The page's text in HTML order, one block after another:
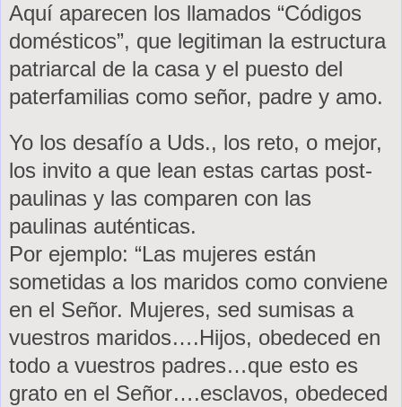
Aquí aparecen los llamados “Códigos
domésticos”, que legitiman la estructura
patriarcal de la casa y el puesto del
paterfamilias como señor, padre y amo.
Yo los desafío a Uds., los reto, o mejor,
los invito a que lean estas cartas post-
paulinas y las comparen con las
paulinas auténticas.
Por ejemplo: “Las mujeres están
sometidas a los maridos como conviene
en el Señor. Mujeres, sed sumisas a
vuestros maridos….Hijos, obedeced en
todo a vuestros padres…que esto es
grato en el Señor….esclavos, obedeced